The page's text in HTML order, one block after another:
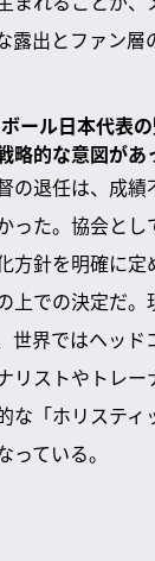
露出とファン層
ール日本代表
略的な意図があ
の退任は、成
った。協会と
方針を明確に定
上での決定だ
世界ではヘッド
リストやトレ
な「ホリスティ
っている。